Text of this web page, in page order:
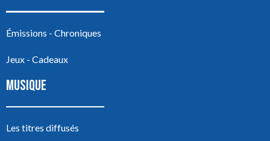
Émissions - Chroniques
Jeux - Cadeaux
MUSIQUE
Les titres diffusés